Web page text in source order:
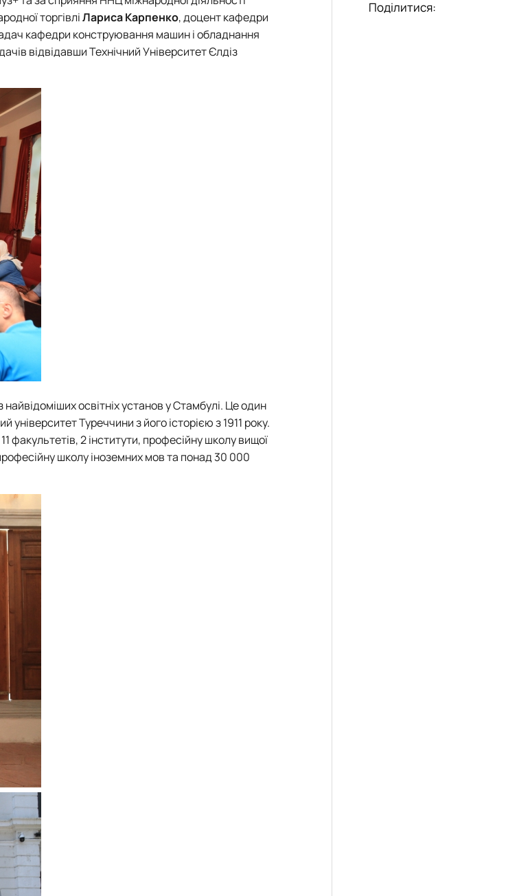
торгівліЛариса Карпенко, доцент кафедри
кафедри конструювання машин і обладнання
відвідавши Технічний Університет Єлдіз
освітніх установ у Стамбулі. Це один
Туреччини з його історією з 1911 року.
факультетів, 2 інститути, професійну школу вищої
школу іноземних мов та понад 30 000
Поділитися: